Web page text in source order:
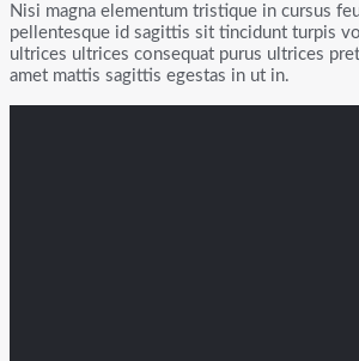
Nisi magna elementum tristique in cursus
pellentesque id sagittis sit tincidunt turpis
ultrices ultrices consequat purus ultrices
amet mattis sagittis egestas in ut in.